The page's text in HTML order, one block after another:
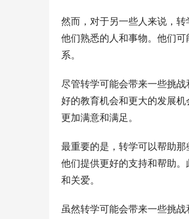
然而，对于另一些人来说，
他们熟悉的人和事物。他们
系。
尽管转学可能会带来一些挑
好的教育机会和更大的发展
更加满意和满足。
最重要的是，转学可以帮助
他们提供更好的支持和帮助
和关爱。
虽然转学可能会带来一些挑